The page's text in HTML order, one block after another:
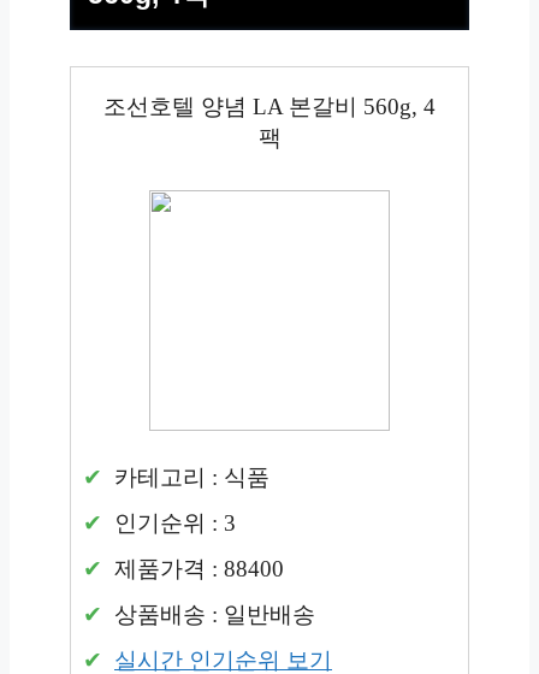
조선호텔 양념 LA 본갈비 560g, 4
팩
카테고리 : 식품
인기순위 : 3
제품가격 : 88400
상품배송 : 일반배송
실시간 인기순위 보기